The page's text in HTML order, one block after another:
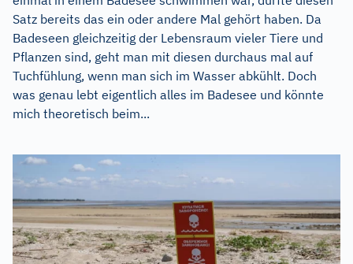
Satz bereits das ein oder andere Mal gehört haben. Da
Badeseen gleichzeitig der Lebensraum vieler Tiere und
Pflanzen sind, geht man mit diesen durchaus mal auf
Tuchfühlung, wenn man sich im Wasser abkühlt. Doch
was genau lebt eigentlich alles im Badesee und könnte
mich theoretisch beim...